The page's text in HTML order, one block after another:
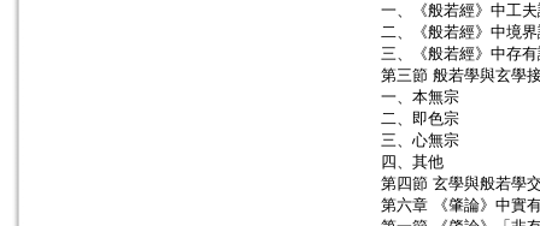
一、《般若經》中工
二、《般若經》中境
三、《般若經》中存
第三節 般若學與玄學
一、本無宗
二、即色宗
三、心無宗
四、其他
第四節 玄學與般若學
第六章 《肇論》中實